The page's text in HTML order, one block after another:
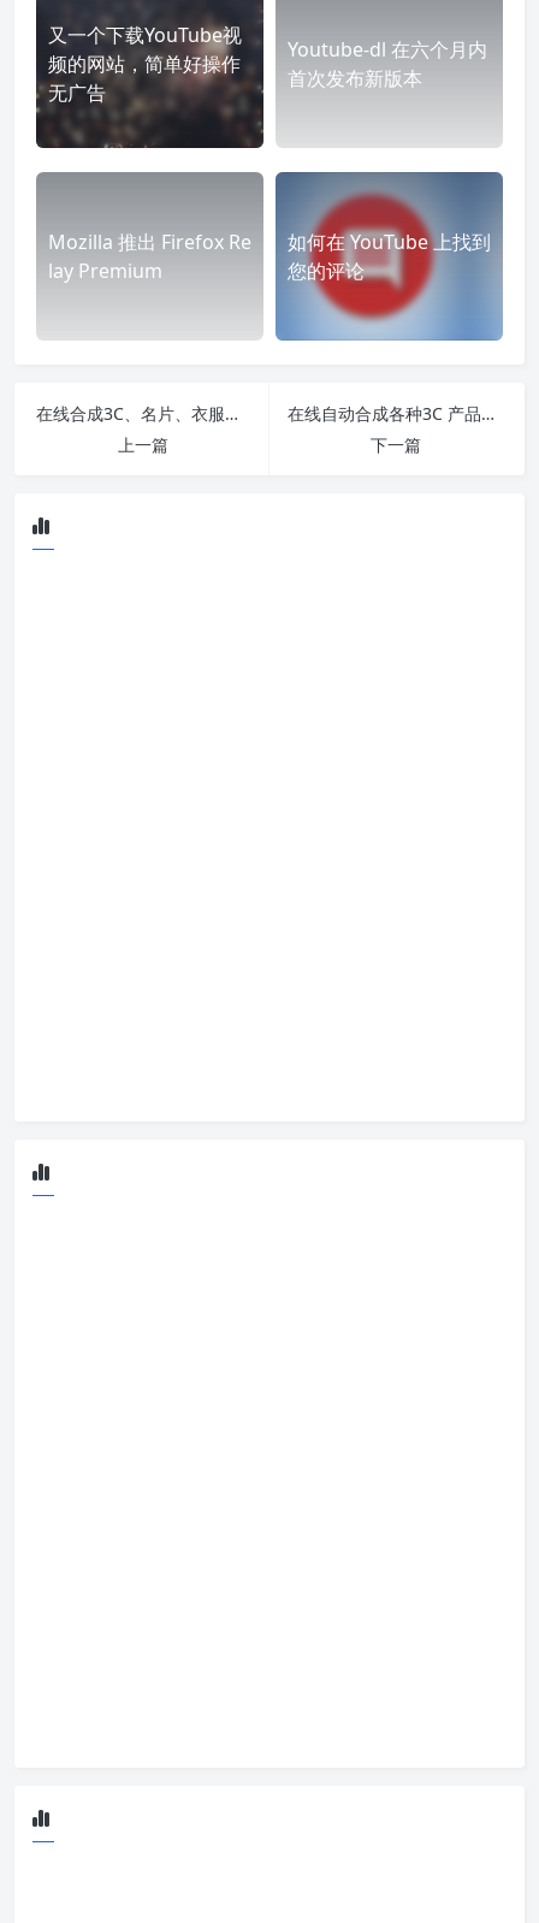
又一个下载YouTube视
频的网站，简单好操作
无广告
Youtube-dl 在六个月内
首次发布新版本
Mozilla 推出 Firefox Re
lay Premium
如何在 YouTube 上找到
您的评论
在线合成3C、名片、衣服等情景照片，还提供商业使用
上一篇
在线自动合成各种3C 产品使用情景图，有免费也有收费
下一篇